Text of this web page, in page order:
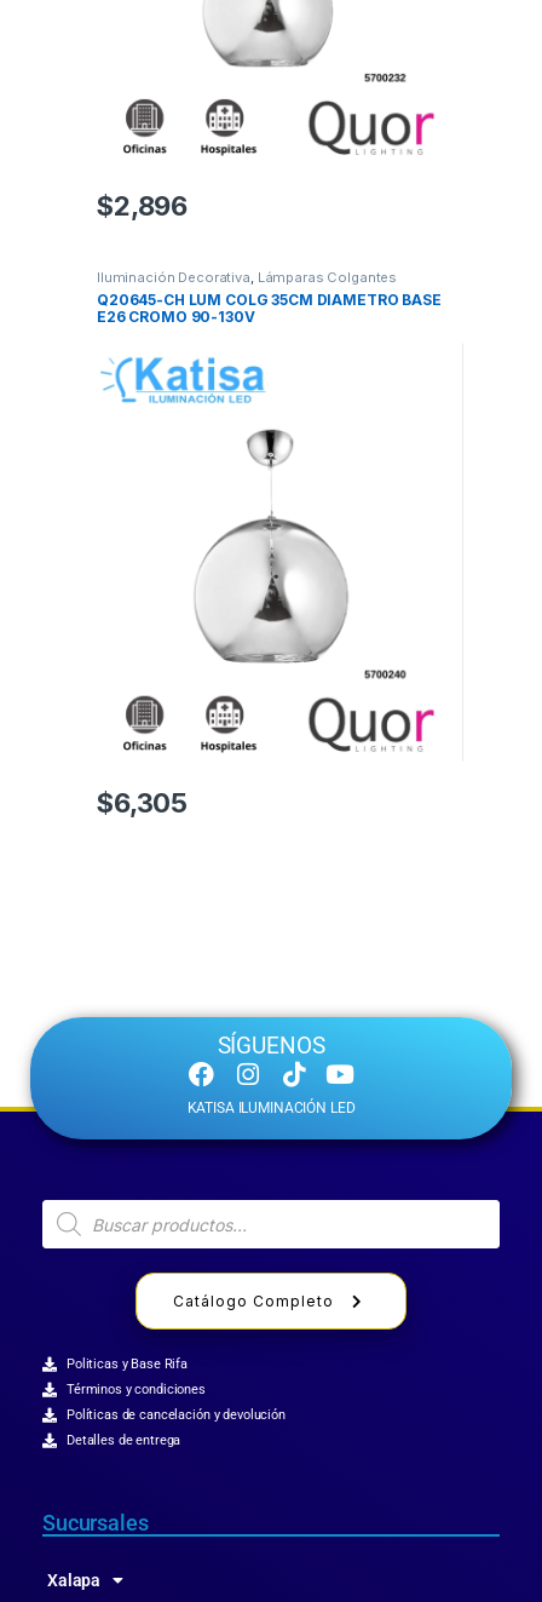
$2,896
Iluminación Decorativa, Lámparas Colgantes
Q20645-CH LUM COLG 35CM DIAMETRO BASE
E26 CROMO 90-130V
$6,305
SÍGUENOS
KATISA ILUMINACIÓN LED
Catálogo Completo
Politicas y Base Rifa
Términos y condiciones
Políticas de cancelación y devolución
Detalles de entrega
Sucursales
Xalapa